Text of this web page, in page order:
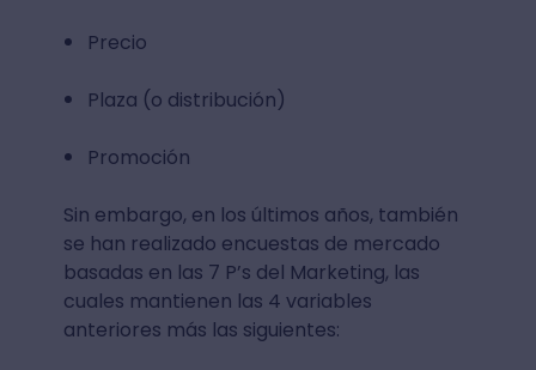
Precio
Plaza (o distribución)
Promoción
Sin embargo, en los últimos años, también
se han realizado encuestas de mercado
basadas en las 7 P’s del Marketing, las
cuales mantienen las 4 variables
anteriores más las siguientes: